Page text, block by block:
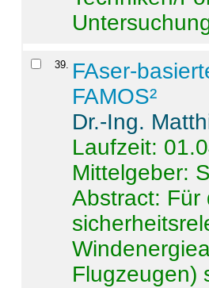
39. FAser-
FAMOS²
Dr.-Ing.
Laufzeit:
Mittelgeber:
Abstract: Für
Flugzeugen)